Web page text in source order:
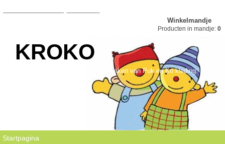
Winkelmandje
Producten in mandje: 0
KROKO
Kroko is gespecialiseerd in het maken van Puk en Ko kleding.
Startpagina